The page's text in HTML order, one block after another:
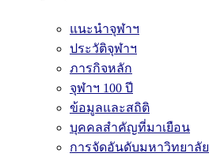
แนะนำจุฬาฯ
ประวัติจุฬาฯ
ภารกิจหลัก
จุฬาฯ 100 ปี
ข้อมูลและสถิติ
บุคคลสำคัญที่มาเยือน
การจัดอันดับมหาวิทยาลัย